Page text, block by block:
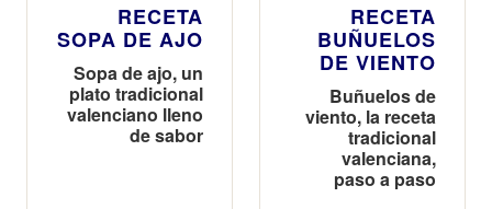
RECETA
SOPA DE AJO
Sopa de ajo, un
plato tradicional
valenciano lleno
de sabor
RECETA
BUÑUELOS
DE VIENTO
Buñuelos de
viento, la receta
tradicional
valenciana,
paso a paso